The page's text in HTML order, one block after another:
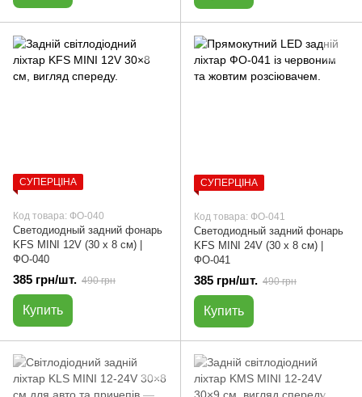
СУПЕРЦІНА
Код товара: ФО-040
Светодиодный задний фонарь
KFS MINI 12V (30 х 8 см) |
ФО-040
385 грн/шт. 490 грн
Купить
СУПЕРЦІНА
Код товара: ФО-041
Светодиодный задний фонарь
KFS MINI 24V (30 х 8 см) |
ФО-041
385 грн/шт. 490 грн
Купить